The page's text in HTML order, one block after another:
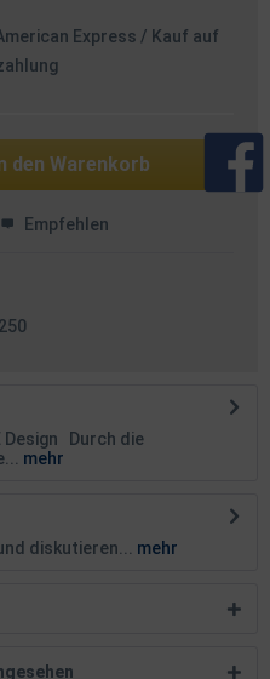
Express / Kauf auf
den Warenkorb
Empfehlen
Design Durch die
mehr
diskutieren...
mehr